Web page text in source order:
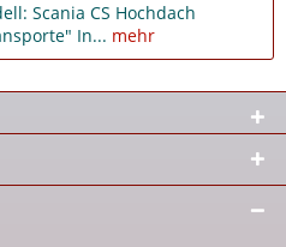
Scania CS Hochdach
In... mehr